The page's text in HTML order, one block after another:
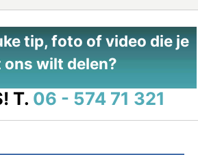
tip, foto of video die je
ons wilt delen?
T. 06 - 574 71 321